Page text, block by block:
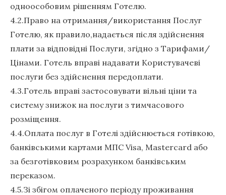
одноособовим рішенням Готелю.
4.2.Право на отримання/використання Послуг
Готелю, як правило,надається після здійснення
плати за відповідні Послуги, згідно з Тарифами/
Цінами. Готель вправі надавати Користувачеві
послуги без здійснення передоплати.
4.3.Готель вправі застосовувати вільні ціни та
систему знижок на послуги з тимчасового
розміщення.
4.4.Оплата послуг в Готелі здійснюється готівкою,
банківськими картами МПС Visa, Mastercard або
за безготівковим розрахунком банківським
переказом.
4.5.Зі збігом оплаченого періоду проживання